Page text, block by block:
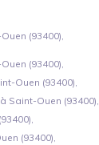
(93400),
(93400),
Ouen (93400),
Saint-Ouen (93400),
(93400),